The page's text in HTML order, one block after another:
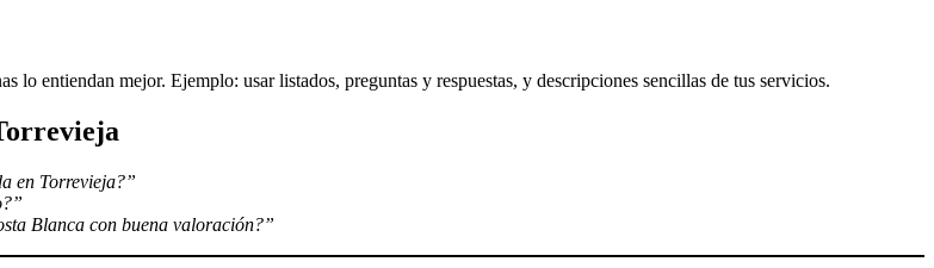
lo entiendan mejor. Ejemplo: usar listados, preguntas y respuestas, y descripciones sencillas de tus servicios.
en Torrevieja?”
Blanca con buena valoración?”